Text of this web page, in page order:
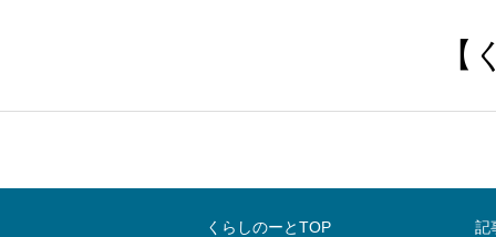
くらしのーとTOP 記